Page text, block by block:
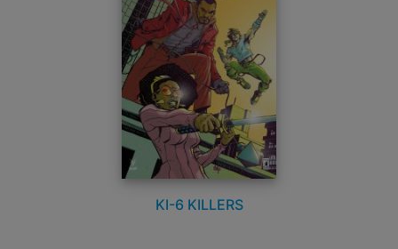
KI-6 KILLERS